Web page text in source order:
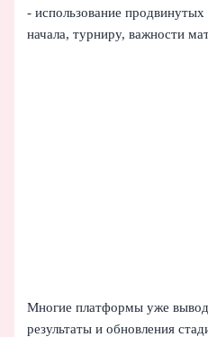
- использование
начала, турниру, важности
Многие платформы уже
результаты и обновления